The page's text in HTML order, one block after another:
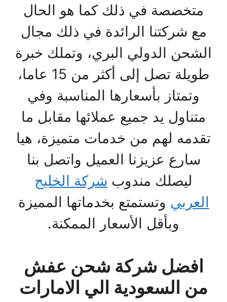
متخصصة في ذلك كما هو الحال
مع شركتنا الرائدة في ذلك مجال
الشحن الدولي البري، وتملك خبرة
طويلة تصل إلى أكثر من 15 عاما،
وتمتاز بأسعارها المناسبة وفي
متناول يد جميع عملائها مقابل ما
تقدمه لهم من خدمات متميزة، هيا
سارع عزيزنا العميل واتصل بنا
ليصلك مندوب شركة الخليج
العربي وتستمتع بخدماتها المميزة
وبأقل الأسعار الممكنة.
افضل شركة شحن عفش
من السعودية الي الامارات